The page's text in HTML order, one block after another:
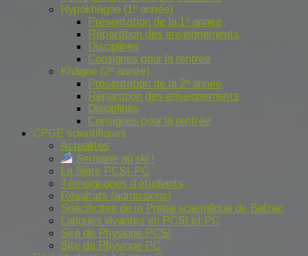
Hypokhâgne (1º année)
Présentation de la 1º année
Répartition des enseignements
Disciplines
Consignes pour la rentrée
Khâgne (2º année)
Présentation de la 2º année
Répartition des enseignements
Disciplines
Consignes pour la rentrée
CPGE scientifiques
Actualités
Semaine au ski !
La filière PCSI-PC
Témoignages d’étudiants
Résultats (admissions)
Spécificités de la Prépa scientifique de Balzac
Langues vivantes en PCSI et PC
Site de Physique PCSI
Site de Physique PC